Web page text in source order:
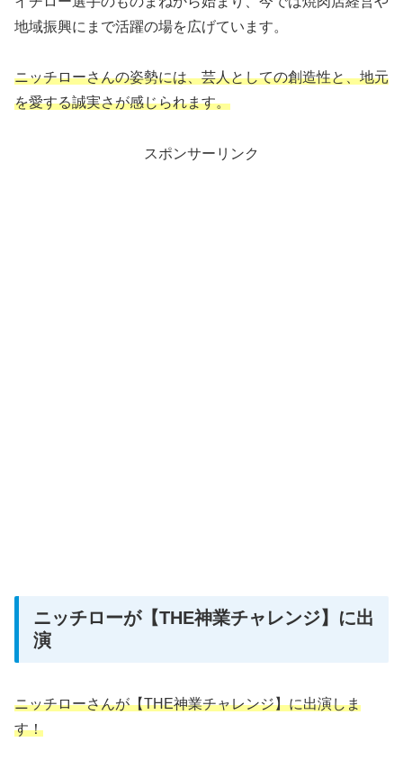
地域振興にまで活躍の場を広げています。
ニッチローさんの姿勢には、芸人としての創造性と、地元
を愛する誠実さが感じられます。
スポンサーリンク
ニッチローが【THE神業チャレンジ】に出
演
ニッチローさんが【THE神業チャレンジ】に出演しま
す！